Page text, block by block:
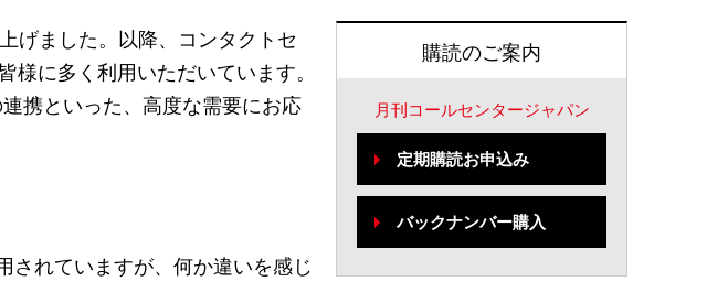
げました。以降、コンタクトセ
に多く利用いただいています。
携といった、高度な需要にお応
れていますが、何か違いを感じ
購読のご案内
月刊コールセンタージャパン
定期購読お申込み
バックナンバー購入